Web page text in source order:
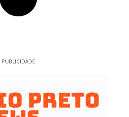
PUBLICIDADE